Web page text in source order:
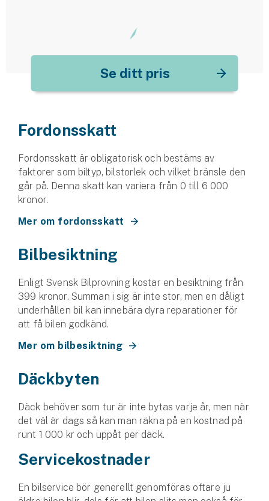
Släpvagnsförsäkring
Gruppförsäkringar
Kommunolycksfall
Försäkring via förmedlare
Se ditt pris
Fordonsskatt
Fordonsskatt är obligatorisk och bestäms av
faktorer som biltyp, bilstorlek och vilket bränsle den
går på. Denna skatt kan variera från 0 till 6 000
kronor.
Mer om fordonsskatt
Bilbesiktning
Enligt Svensk Bilprovning kostar en besiktning från
399 kronor. Summan i sig är inte stor, men en dåligt
underhållen bil kan innebära dyra reparationer för
att få bilen godkänd.
Mer om bilbesiktning
Däckbyten
Däck behöver som tur är inte bytas varje år, men när
det väl är dags så kan man räkna på en kostnad på
runt 1 000 kr och uppåt per däck.
Servicekostnader
En bilservice bör generellt genomföras oftare ju